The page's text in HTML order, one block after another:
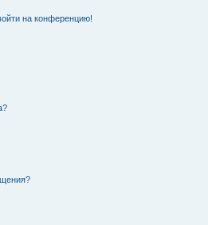
на конференцию!